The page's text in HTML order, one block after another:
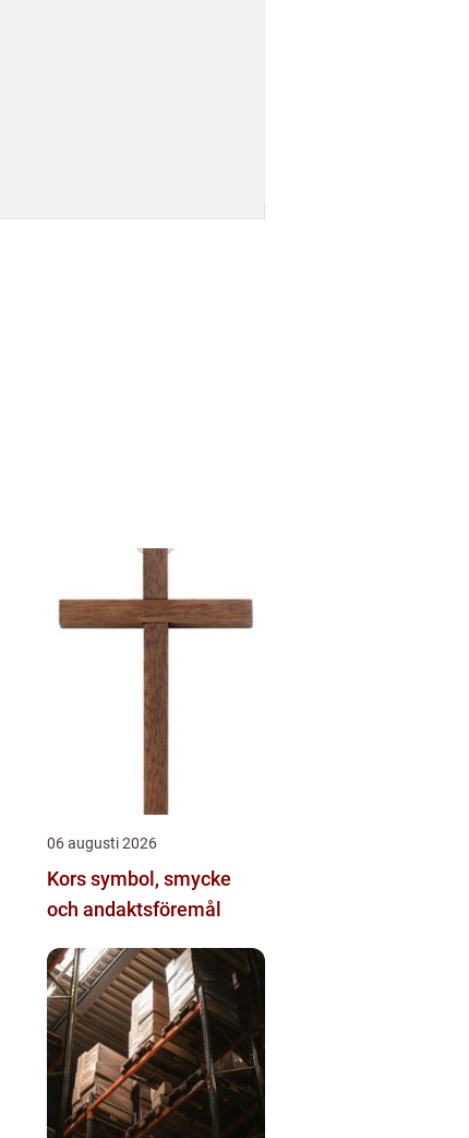
06 augusti 2026
Kors symbol, smycke
och andaktsföremål